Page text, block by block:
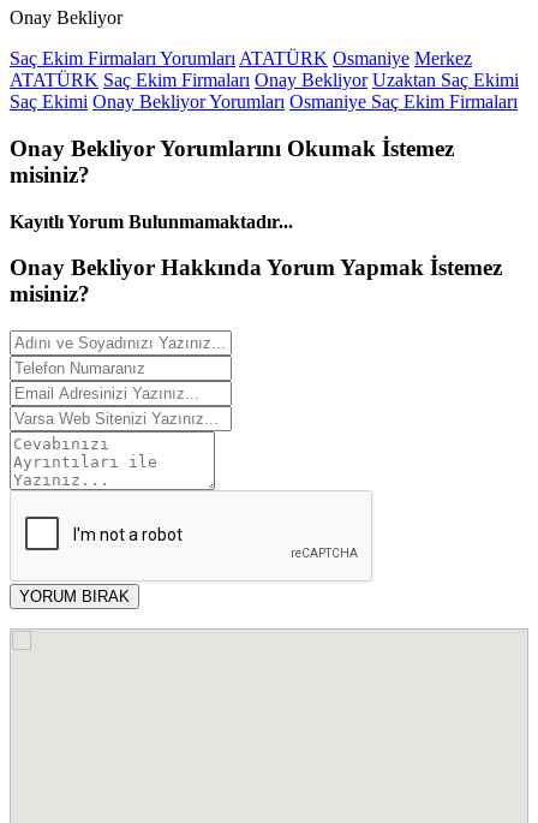
Onay Bekliyor
Saç Ekim Firmaları Yorumları ATATÜRK Osmaniye Merkez
ATATÜRK Saç Ekim Firmaları Onay Bekliyor Uzaktan Saç Ekimi
Saç Ekimi Onay Bekliyor Yorumları Osmaniye Saç Ekim Firmaları
Onay BekliyorYorumlarını Okumak İstemez
misiniz?
Kayıtlı Yorum Bulunmamaktadır...
Onay Bekliyor HakkındaYorumYapmak İstemez
misiniz?
YORUM BIRAK